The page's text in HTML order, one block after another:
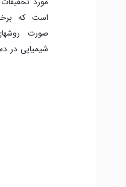
است که
صورت
شیمیایی در